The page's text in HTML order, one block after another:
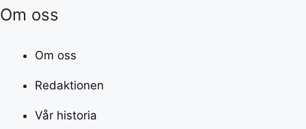
Om oss
Om oss
Redaktionen
Vår historia